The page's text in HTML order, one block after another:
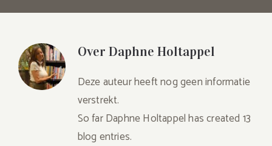
Over Daphne Holtappel
Deze auteur heeft nog geen informatie
verstrekt.
So far Daphne Holtappel has created 13
blog entries.